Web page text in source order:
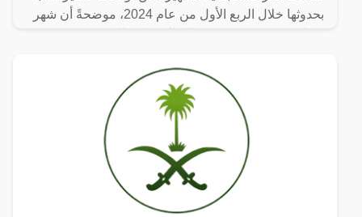
بحدوثها خلال الربع الأول من عام 2024، موضحةً أن شهر